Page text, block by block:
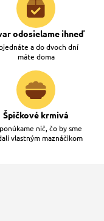
odosielame ihneď
a do dvoch dní
máte doma
Špičkové krmivá
nič, čo by sme
vlastným maznáčikom